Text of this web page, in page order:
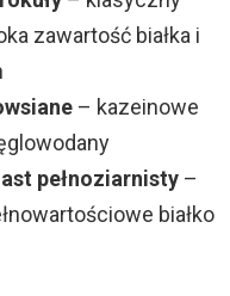
zawartość białka i
– kazeinowe
pełnoziarnisty –
białko